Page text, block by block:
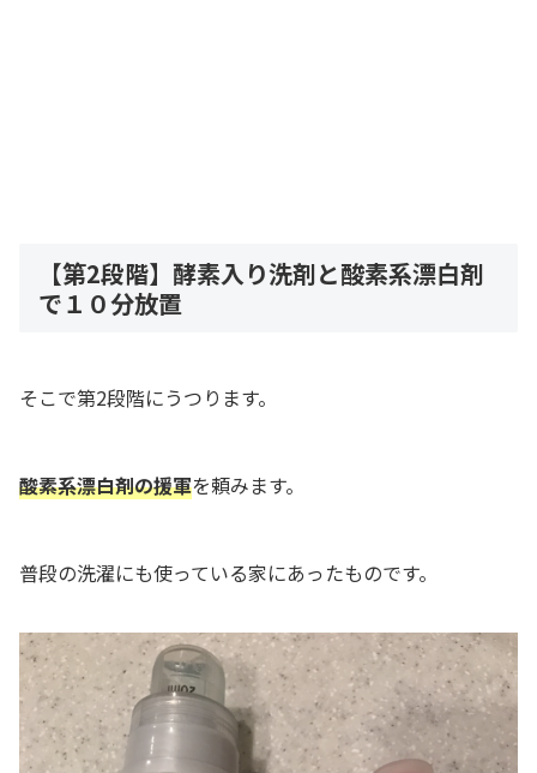
【第2段階】酵素入り洗剤と酸素系漂白剤
で１０分放置
そこで第2段階にうつります。
酸素系漂白剤の援軍を頼みます。
普段の洗濯にも使っている家にあったものです。